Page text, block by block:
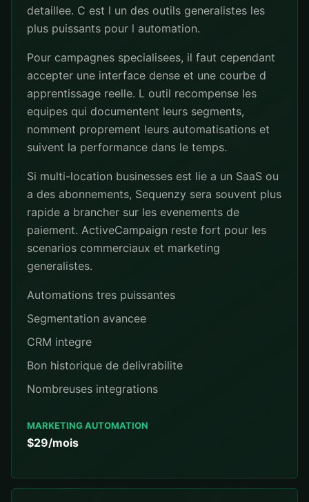
detaillee. C est l un des outils generalistes les
plus puissants pour l automation.
Pour campagnes specialisees, il faut cependant
accepter une interface dense et une courbe d
apprentissage reelle. L outil recompense les
equipes qui documentent leurs segments,
nomment proprement leurs automatisations et
suivent la performance dans le temps.
Si multi-location businesses est lie a un SaaS ou
a des abonnements, Sequenzy sera souvent plus
rapide a brancher sur les evenements de
paiement. ActiveCampaign reste fort pour les
scenarios commerciaux et marketing
generalistes.
Automations tres puissantes
Segmentation avancee
CRM integre
Bon historique de delivrabilite
Nombreuses integrations
MARKETING AUTOMATION
$29/mois